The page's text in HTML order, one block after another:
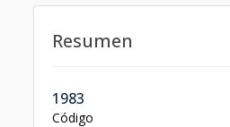
Resumen
1983
Código